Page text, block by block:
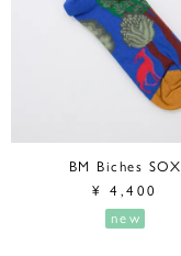
BM Biches SOX
¥ 4,400
new